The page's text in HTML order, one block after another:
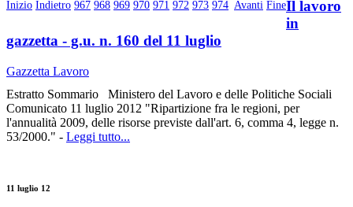
Inizio Indietro 967 968 969 970 971 972 973 974 Avanti FineIl lavoro
in
gazzetta - g.u. n. 160 del 11 luglio
Gazzetta Lavoro
Estratto Sommario Ministero del Lavoro e delle Politiche Sociali
Comunicato 11 luglio 2012 "Ripartizione fra le regioni, per
l'annualità 2009, delle risorse previste dall'art. 6, comma 4, legge n.
53/2000." - Leggi tutto...
11 luglio 12